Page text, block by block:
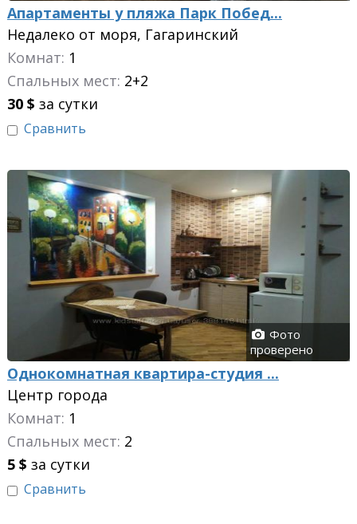
Апартаменты у пляжа Парк Побед...
Недалеко от моря, Гагаринский
Комнат: 1
Спальных мест: 2+2
30 $ за сутки
Сравнить
Фото
проверено
Однокомнатная квартира-студия ...
Центр города
Комнат: 1
Спальных мест: 2
5 $ за сутки
Сравнить